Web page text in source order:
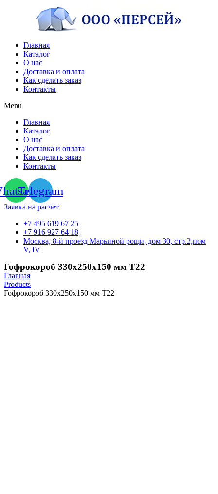
содержимому
Главная
Каталог
О нас
Доставка и оплата
Как сделать заказ
Контакты
Menu
Главная
Каталог
О нас
Доставка и оплата
Как сделать заказ
Контакты
Telegram
Заявка на расчет
+7 495 619 67 25
+7 916 927 64 18
Москва, 8-й проезд Марьиной рощи, дом 30, стр.2,пом
V, IV
Гофрокороб 330х250х150 мм Т22
Главная
Products
Гофрокороб 330х250х150 мм Т22